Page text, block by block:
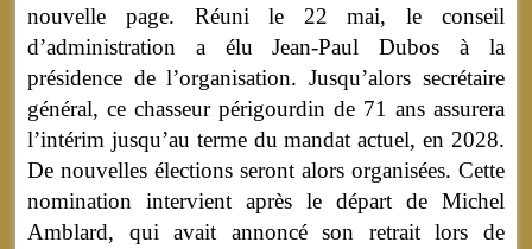
nouvelle page. Réuni le 22 mai, le conseil
d’administration a élu Jean-Paul Dubos à la
présidence de l’organisation. Jusqu’alors secrétaire
général, ce chasseur périgourdin de 71 ans assurera
l’intérim jusqu’au terme du mandat actuel, en 2028.
De nouvelles élections seront alors organisées. Cette
nomination intervient après le départ de Michel
Amblard, qui avait annoncé son retrait lors de